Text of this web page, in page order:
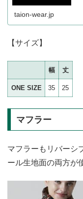
taion-wear.jp
【サイズ】
幅 丈
ONE SIZE 35 25
マフラー
マフラーもリバーシ
ール生地面の両方が